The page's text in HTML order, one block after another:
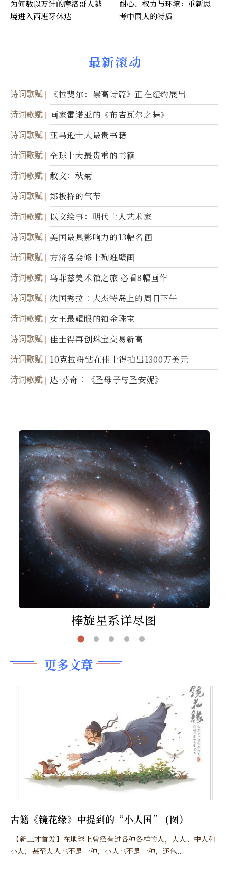
最新滚动
诗词歌赋 《拉斐尔：崇高诗篇》正在纽约展出
诗词歌赋 画家雷诺亚的《布吉瓦尔之舞》
诗词歌赋 亚马逊十大最贵书籍
诗词歌赋 全球十大最贵重的书籍
诗词歌赋 散文：秋菊
诗词歌赋 郑板桥的气节
诗词歌赋 以文绘事：明代士人艺术家
诗词歌赋 美国最具影响力的13幅名画
诗词歌赋 方济各会修士殉难壁画
诗词歌赋 乌菲兹美术馆之旅 必看8幅画作
诗词歌赋 法国秀拉︰大杰特岛上的周日下午
诗词歌赋 女王最耀眼的铂金珠宝
诗词歌赋 佳士得再创珠宝交易新高
诗词歌赋 10克拉粉钻在佳士得拍出1300万美元
诗词歌赋 达·芬奇︰《圣母子与圣安妮》
为何数以万计的摩洛哥人越
境进入西班牙休达
耐心、权力与环境：重新思
考中国人的特质
棒旋星系详尽图
更多文章
古籍《镜花缘》中提到的“小人国” (图）
【新三才首发】在地球上曾经有过各种各样的人，大人、中人和
小人，甚至大人也不是一种，小人也不是一种，还包...